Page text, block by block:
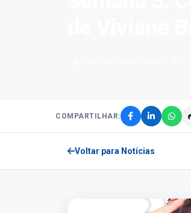
COMPARTILHAR:
Voltar para Notícias